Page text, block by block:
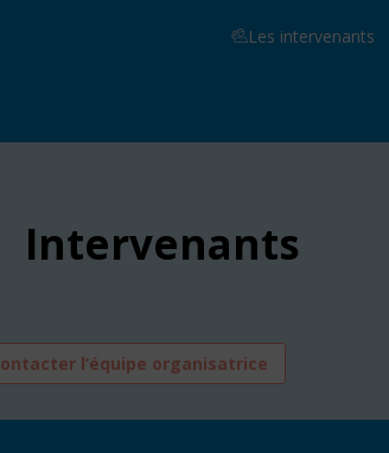
Les intervenants
Intervenants
l’équipe organisatrice